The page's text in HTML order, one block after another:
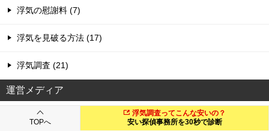
浮気の慰謝料 (7)
浮気を見破る方法 (17)
浮気調査 (21)
運営メディア
外壁塗装のレシピ
TOPへ
浮気調査ってこんな安いの？
安い探偵事務所を30秒で診断